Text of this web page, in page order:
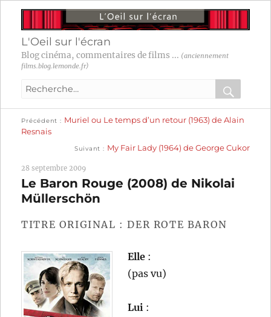
L'Oeil sur l'écran
Blog cinéma, commentaires de films ... (anciennement
films.blog.lemonde.fr)
Recherche
:
OK
Navigation
l’article
Précédent
précédente :
Muriel ou Le temps d’un retour (1963) de Alain
Resnais
Suivant
suivante :
My Fair Lady (1964) de George Cukor
28 septembre 2009
Le Baron Rouge (2008) de Nikolai
Müllerschön
TITRE ORIGINAL : DER ROTE BARON
Elle :
(pas vu)
Lui :